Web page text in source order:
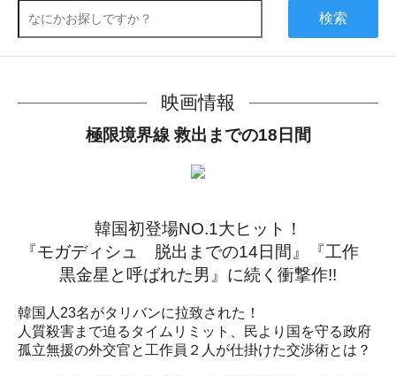
検索
映画情報
極限境界線 救出までの18日間
韓国初登場NO.1大ヒット！
『モガディシュ 脱出までの14日間』『工作
黒金星と呼ばれた男』に続く衝撃作!!
韓国人23名がタリバンに拉致された！
人質殺害まで迫るタイムリミット、民より国を守る政府
孤立無援の外交官と工作員２人が仕掛けた交渉術とは？